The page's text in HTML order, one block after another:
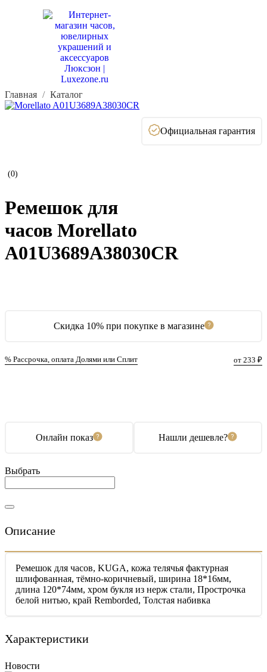
Главная Каталог
Официальная гарантия
(0)
Скидка 10% при покупке в магазине
% Рассрочка, оплата Долями или Сплит от 233 ₽
Ремешок для
часов Morellato
A01U3689A38030CR
Онлайн показ Нашли дешевле?
Выбрать
Описание
Ремешок для часов, KUGA, кожа телячья фактурная
шлифованная, тёмно-коричневый, ширина 18*16мм,
длина 120*74мм, хром букля из нерж стали, Прострочка
белой нитью, край Remborded, Толстая набивка
Характеристики
Новости